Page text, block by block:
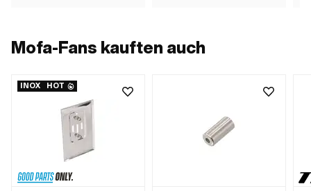
Mofa-Fans kauften auch
INOX HOT